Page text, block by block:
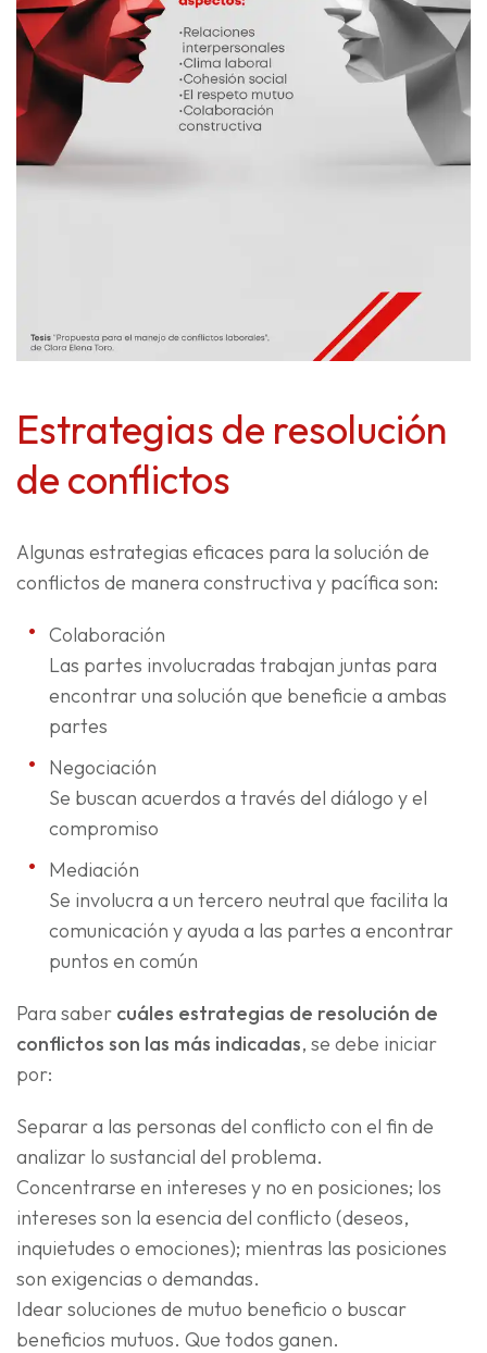
Estrategias de resolución
de conflictos
Algunas estrategias eficaces para la solución de
conflictos de manera constructiva y pacífica son:
Colaboración
Las partes involucradas trabajan juntas para
encontrar una solución que beneficie a ambas
partes
Negociación
Se buscan acuerdos a través del diálogo y el
compromiso
Mediación
Se involucra a un tercero neutral que facilita la
comunicación y ayuda a las partes a encontrar
puntos en común
Para saber cuáles estrategias de resolución de
conflictos son las más indicadas, se debe iniciar
por:
Separar a las personas del conflicto con el fin de
analizar lo sustancial del problema.
Concentrarse en intereses y no en posiciones; los
intereses son la esencia del conflicto (deseos,
inquietudes o emociones); mientras las posiciones
son exigencias o demandas.
Idear soluciones de mutuo beneficio o buscar
beneficios mutuos. Que todos ganen.